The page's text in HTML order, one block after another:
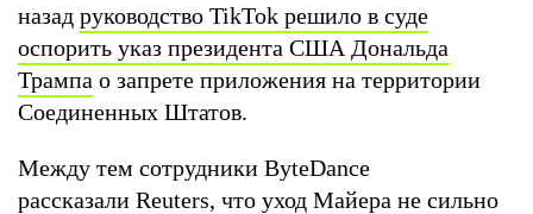
назад руководство TikTok решило в суде
оспорить указ президента США Дональда
Трампа о запрете приложения на территории
Соединенных Штатов.
Между тем сотрудники ByteDance
рассказали Reuters, что уход Майера не сильно